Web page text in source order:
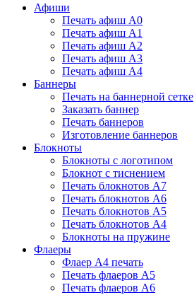
Афиши
Печать афиш А0
Печать афиш А1
Печать афиш А2
Печать афиш А3
Печать афиш А4
Баннеры
Печать на баннерной сетке
Заказать баннер
Печать баннеров
Изготовление баннеров
Блокноты
Блокноты с логотипом
Блокнот с тиснением
Печать блокнотов А7
Печать блокнотов А6
Печать блокнотов А5
Печать блокнотов А4
Блокноты на пружине
Флаеры
Флаер А4 печать
Печать флаеров А5
Печать флаеров А6